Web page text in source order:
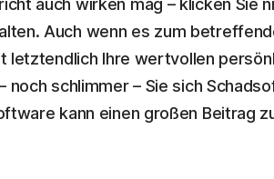
auch wirken mag – klicken Sie
Auch wenn es zum
letztendlich Ihre wertvollen
noch schlimmer – Sie sich
kann einen großen Beitrag